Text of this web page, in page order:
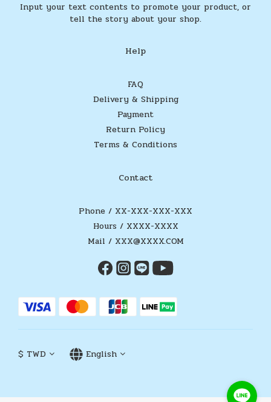
Input your text contents to promote your product, or
tell the story about your shop.
Help
FAQ
Delivery & Shipping
Payment
Return Policy
Terms & Conditions
Contact
Phone / XX-XXX-XXX-XXX
Hours / XXXX-XXXX
Mail / XXX@XXXX.COM
$ TWD English